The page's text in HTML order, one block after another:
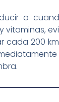
o
vitaminas,
cada 200